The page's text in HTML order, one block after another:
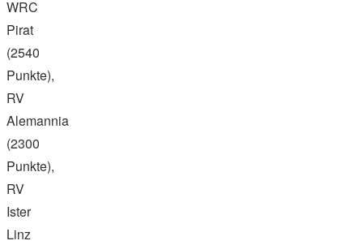
WRC
Pirat
(2540
Punkte),
RV
Alemannia
(2300
Punkte),
RV
Ister
Linz